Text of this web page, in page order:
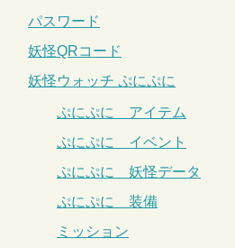
パスワード
妖怪QRコード
妖怪ウォッチ ぷにぷに
ぷにぷに アイテム
ぷにぷに イベント
ぷにぷに 妖怪データ
ぷにぷに 装備
ミッション